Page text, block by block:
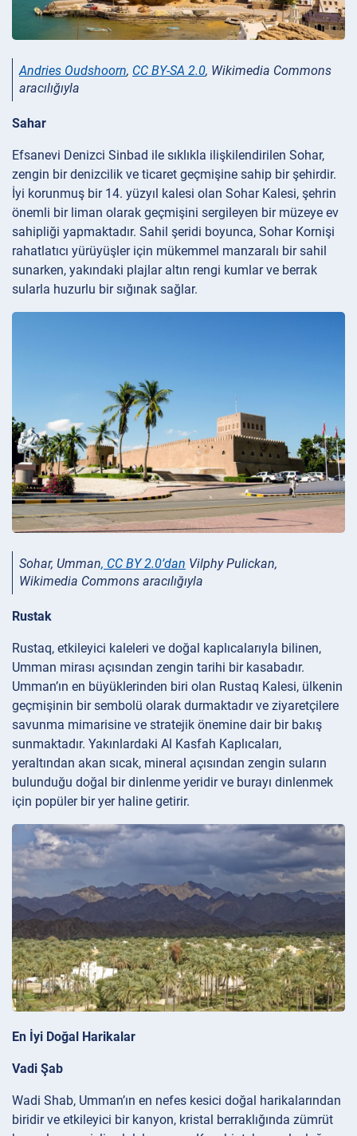
Andries Oudshoorn, CC BY-SA 2.0, Wikimedia Commons
aracılığıyla
Sahar
Efsanevi Denizci Sinbad ile sıklıkla ilişkilendirilen Sohar,
zengin bir denizcilik ve ticaret geçmişine sahip bir şehirdir.
İyi korunmuş bir 14. yüzyıl kalesi olan Sohar Kalesi, şehrin
önemli bir liman olarak geçmişini sergileyen bir müzeye ev
sahipliği yapmaktadır. Sahil şeridi boyunca, Sohar Kornişi
rahatlatıcı yürüyüşler için mükemmel manzaralı bir sahil
sunarken, yakındaki plajlar altın rengi kumlar ve berrak
sularla huzurlu bir sığınak sağlar.
Sohar, Umman, CC BY 2.0’dan Vilphy Pulickan,
Wikimedia Commons aracılığıyla
Rustak
Rustaq, etkileyici kaleleri ve doğal kaplıcalarıyla bilinen,
Umman mirası açısından zengin tarihi bir kasabadır.
Umman’ın en büyüklerinden biri olan Rustaq Kalesi, ülkenin
geçmişinin bir sembolü olarak durmaktadır ve ziyaretçilere
savunma mimarisine ve stratejik önemine dair bir bakış
sunmaktadır. Yakınlardaki Al Kasfah Kaplıcaları,
yeraltından akan sıcak, mineral açısından zengin suların
bulunduğu doğal bir dinlenme yeridir ve burayı dinlenmek
için popüler bir yer haline getirir.
En İyi Doğal Harikalar
Vadi Şab
Wadi Shab, Umman’ın en nefes kesici doğal harikalarından
biridir ve etkileyici bir kanyon, kristal berraklığında zümrüt